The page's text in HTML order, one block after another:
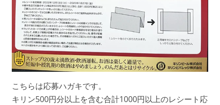
こちらは応募ハガキです。
キリン500円分以上を含む合計1000円以上のレシート応